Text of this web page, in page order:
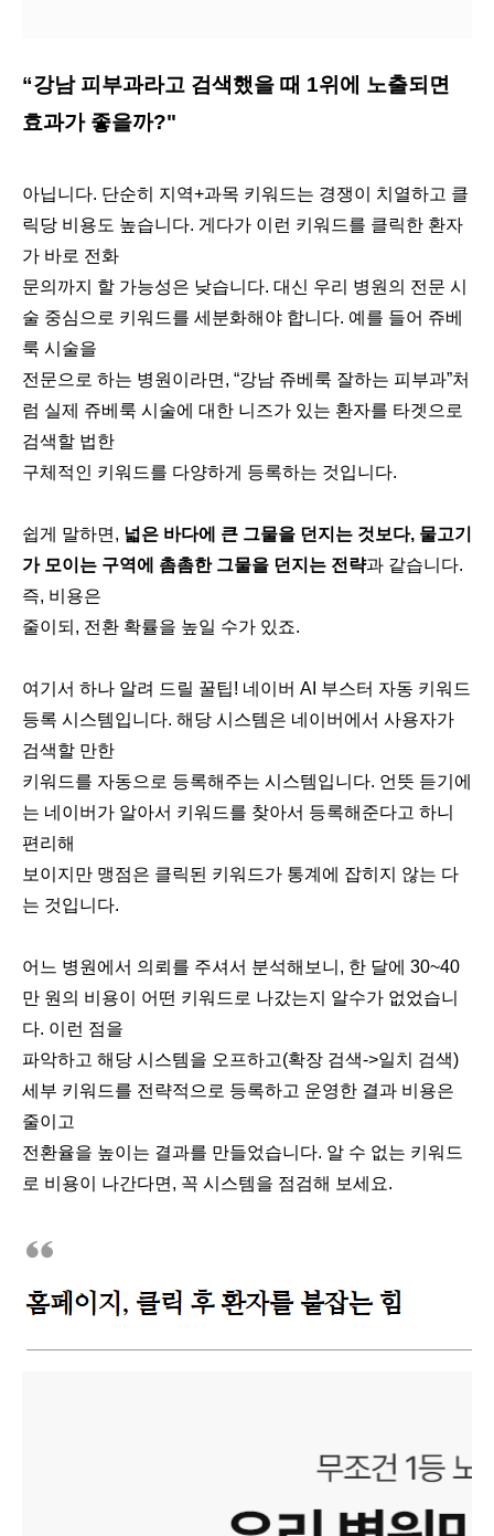
“강남 피부과라고 검색했을 때 1위에 노출되면
효과가 좋을까?"
아닙니다. 단순히 지역+과목 키워드는 경쟁이 치열하고 클
릭당 비용도 높습니다. 게다가 이런 키워드를 클릭한 환자
가 바로 전화
문의까지 할 가능성은 낮습니다. 대신 우리 병원의 전문 시
술 중심으로 키워드를 세분화해야 합니다. 예를 들어 쥬베
룩 시술을
전문으로 하는 병원이라면, “강남 쥬베룩 잘하는 피부과”처
럼 실제 쥬베룩 시술에 대한 니즈가 있는 환자를 타겟으로
검색할 법한
구체적인 키워드를 다양하게 등록하는 것입니다.
쉽게 말하면, 넓은 바다에 큰 그물을 던지는 것보다, 물고기
가 모이는 구역에 촘촘한 그물을 던지는 전략과 같습니다.
즉, 비용은
줄이되, 전환 확률을 높일 수가 있죠.
여기서 하나 알려 드릴 꿀팁! 네이버 AI 부스터 자동 키워드
등록 시스템입니다. 해당 시스템은 네이버에서 사용자가
검색할 만한
키워드를 자동으로 등록해주는 시스템입니다. 언뜻 듣기에
는 네이버가 알아서 키워드를 찾아서 등록해준다고 하니
편리해
보이지만 맹점은 클릭된 키워드가 통계에 잡히지 않는 다
는 것입니다.
어느 병원에서 의뢰를 주셔서 분석해보니, 한 달에 30~40
만 원의 비용이 어떤 키워드로 나갔는지 알수가 없었습니
다. 이런 점을
파악하고 해당 시스템을 오프하고(확장 검색->일치 검색)
세부 키워드를 전략적으로 등록하고 운영한 결과 비용은
줄이고
전환율을 높이는 결과를 만들었습니다. 알 수 없는 키워드
로 비용이 나간다면, 꼭 시스템을 점검해 보세요.